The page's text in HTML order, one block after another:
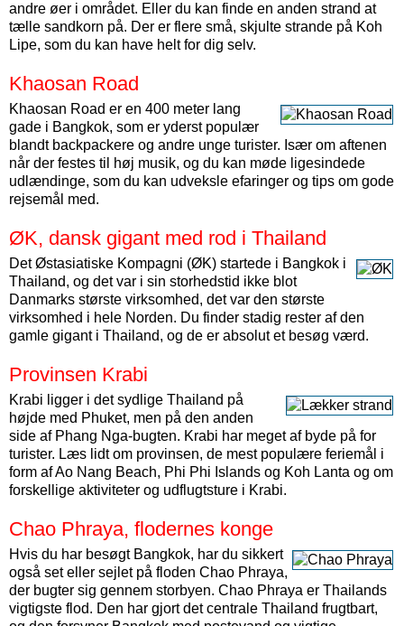
andre øer i området. Eller du kan finde en anden strand at
tælle sandkorn på. Der er flere små, skjulte strande på Koh
Lipe, som du kan have helt for dig selv.
Khaosan Road
Khaosan Road er en 400 meter lang
gade i Bangkok, som er yderst populær
blandt backpackere og andre unge turister. Især om aftenen
når der festes til høj musik, og du kan møde ligesindede
udlændinge, som du kan udveksle efaringer og tips om gode
rejsemål med.
ØK, dansk gigant med rod i Thailand
Det Østasiatiske Kompagni (ØK) startede i Bangkok i
Thailand, og det var i sin storhedstid ikke blot
Danmarks største virksomhed, det var den største
virksomhed i hele Norden. Du finder stadig rester af den
gamle gigant i Thailand, og de er absolut et besøg værd.
Provinsen Krabi
Krabi ligger i det sydlige Thailand på
højde med Phuket, men på den anden
side af Phang Nga-bugten. Krabi har meget af byde på for
turister. Læs lidt om provinsen, de mest populære feriemål i
form af Ao Nang Beach, Phi Phi Islands og Koh Lanta og om
forskellige aktiviteter og udflugtsture i Krabi.
Chao Phraya, flodernes konge
Hvis du har besøgt Bangkok, har du sikkert
også set eller sejlet på floden Chao Phraya,
der bugter sig gennem storbyen. Chao Phraya er Thailands
vigtigste flod. Den har gjort det centrale Thailand frugtbart,